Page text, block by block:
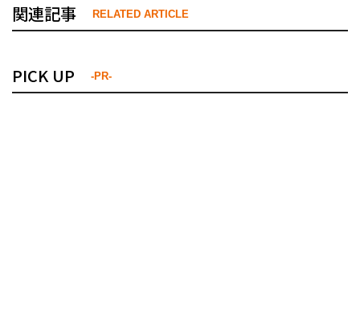
関連記事 RELATED ARTICLE
PICK UP -PR-